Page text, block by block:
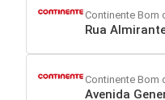
Continente Bom
Rua
Continente Bom
Avenida